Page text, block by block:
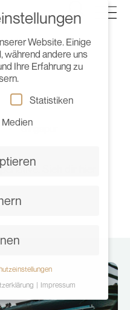
• Singapur
Sieh dir hier
Website. Einige
während andere uns
Ihre Erfahrung zu
Statistiken
Impressum